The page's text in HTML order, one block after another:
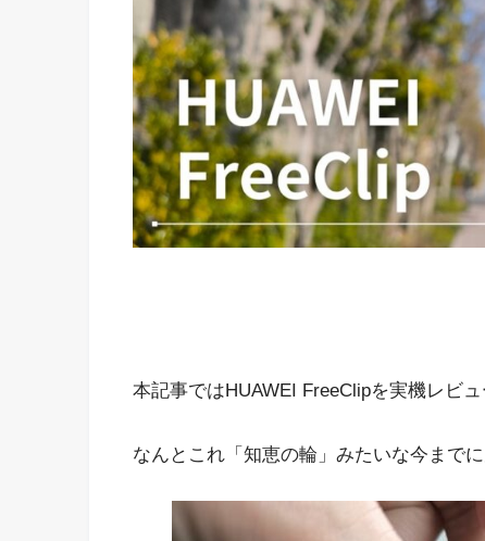
本記事ではHUAWEI FreeClipを実機レビュ
なんとこれ「知恵の輪」みたいな今まで